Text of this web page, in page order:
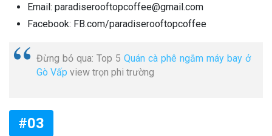
Email: paradiserooftopcoffee@gmail.com
Facebook: FB.com/paradiserooftopcoffee
Đừng bỏ qua: Top 5 Quán cà phê ngắm máy bay ở
Gò Vấp view trọn phi trường
#03